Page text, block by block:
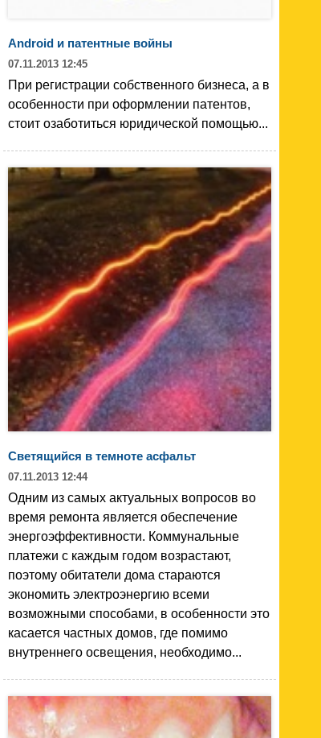
Android и патентные войны
07.11.2013 12:45
При регистрации собственного бизнеса, а в
особенности при оформлении патентов,
стоит озаботиться юридической помощью...
Светящийся в темноте асфальт
07.11.2013 12:44
Одним из самых актуальных вопросов во
время ремонта является обеспечение
энергоэффективности. Коммунальные
платежи с каждым годом возрастают,
поэтому обитатели дома стараются
экономить электроэнергию всеми
возможными способами, в особенности это
касается частных домов, где помимо
внутреннего освещения, необходимо...